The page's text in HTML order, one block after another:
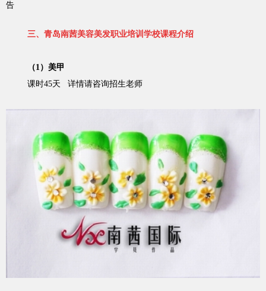
告
三、青岛南茜美容美发职业培训学校课程介绍
（1）美甲
课时45天 详情请咨询招生老师